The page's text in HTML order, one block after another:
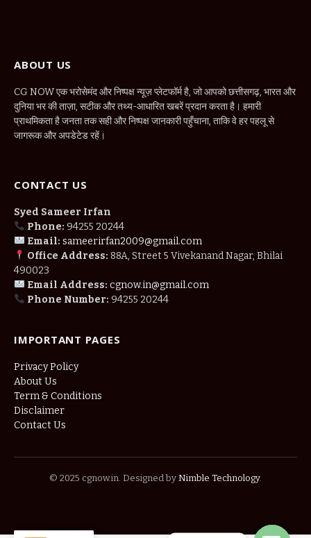
ABOUT US
CG NOW एक भरोसेमंद और निष्पक्ष न्यूज़ प्लेटफॉर्म है, जो आपको छत्तीसगढ़, भारत और
दुनिया भर की ताज़ा, सटीक और तथ्य-आधारित खबरें प्रदान करता है। हमारी
प्राथमिकता है जनता तक सही और निष्पक्ष जानकारी पहुँचाना, ताकि वे हर पहलू से
जागरूक और अपडेटेड रहें।
CONTACT US
Syed Sameer Irfan
Phone: 94255 20244
Email: sameerirfan2009@gmail.com
Office Address: 88A, Street 5 Vivekanand Nagar, Bhilai
490023
Email Address: cgnow.in@gmail.com
Phone Number: 94255 20244
IMPORTANT PAGES
Privacy Policy
About Us
Term & Conditions
Disclaimer
Contact Us
© 2025 cgnow.in. Designed by Nimble Technology.